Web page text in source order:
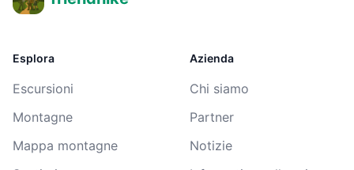
Esplora
Escursioni
Montagne
Mappa montagne
Azienda
Chi siamo
Partner
Notizie